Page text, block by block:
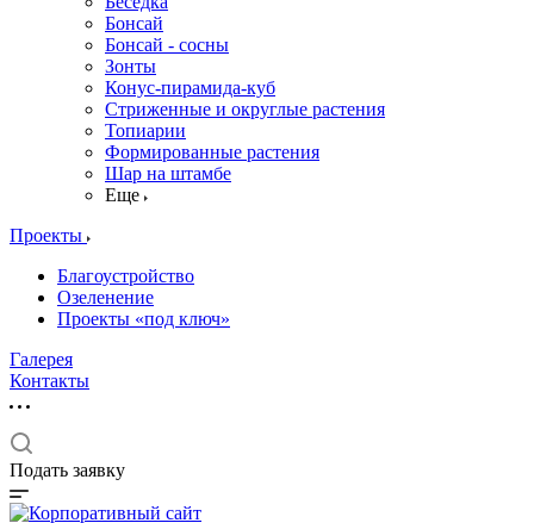
Бонсай
Бонсай - сосны
Зонты
Конус-пирамида-куб
Стриженные и округлые растения
Топиарии
Формированные растения
Шар на штамбе
Еще
Проекты
Благоустройство
Озеленение
Проекты «под ключ»
Галерея
Контакты
Подать заявку